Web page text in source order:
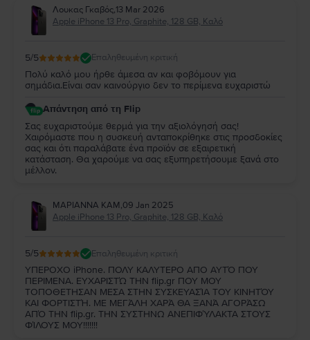
Λουκας Γκαβός,13 Mar 2026
Apple iPhone 13 Pro, Graphite, 128 GB, Καλό
5/5 Επαληθευμένη κριτική
Πολύ καλό μου ήρθε άμεσα αν και φοβόμουν για
σημάδια.Είναι σαν καινούργιο δεν το περίμενα ευχαριστώ
Απάντηση από τη Flip
Σας ευχαριστούμε θερμά για την αξιολόγησή σας!
Χαιρόμαστε που η συσκευή ανταποκρίθηκε στις προσδοκίες
σας και ότι παραλάβατε ένα προϊόν σε εξαιρετική
κατάσταση. Θα χαρούμε να σας εξυπηρετήσουμε ξανά στο
μέλλον.
ΜΑΡΙΑΝΝΑ ΚΑΜ,09 Jan 2025
Apple iPhone 13 Pro, Graphite, 128 GB, Καλό
5/5 Επαληθευμένη κριτική
ΥΠΕΡΟΧΟ iPhone. ΠΟΛΥ ΚΑΛΥΤΕΡΟ ΑΠΟ ΑΥΤΌ ΠΟΥ
ΠΕΡΙΜΕΝΑ. ΕΥΧΑΡΙΣΤΏ ΤΗΝ flip.gr ΠΟΥ ΜΟΥ
ΤΟΠΟΘΕΤΗΣΑΝ ΜΕΣΑ ΣΤΗΝ ΣΥΣΚΕΥΑΣΊΑ ΤΟΥ ΚΙΝΗΤΌΥ
ΚΑΙ ΦΟΡΤΙΣΤΉ. ΜΕ ΜΕΓΆΛΗ ΧΑΡΆ ΘΑ ΞΑΝΆ ΑΓΟΡΆΣΩ
ΑΠΌ ΤΗΝ flip.gr. ΤΗΝ ΣΥΣΤΗΝΩ ΑΝΕΠΙΦΎΛΑΚΤΑ ΣΤΟΥΣ
ΦΊΛΟΥΣ ΜΟΥ!!!!!!!